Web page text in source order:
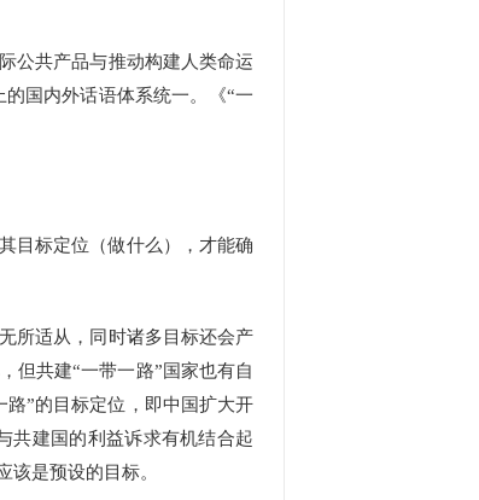
公共产品与推动构建人类命运
国内外话语体系统一。《“一
目标定位（做什么），才能确
所适从，同时诸多目标还会产
但共建“一带一路”国家也有自
”的目标定位，即中国扩大开
共建国的利益诉求有机结合起
是预设的目标。